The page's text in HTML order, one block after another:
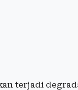
terjadi